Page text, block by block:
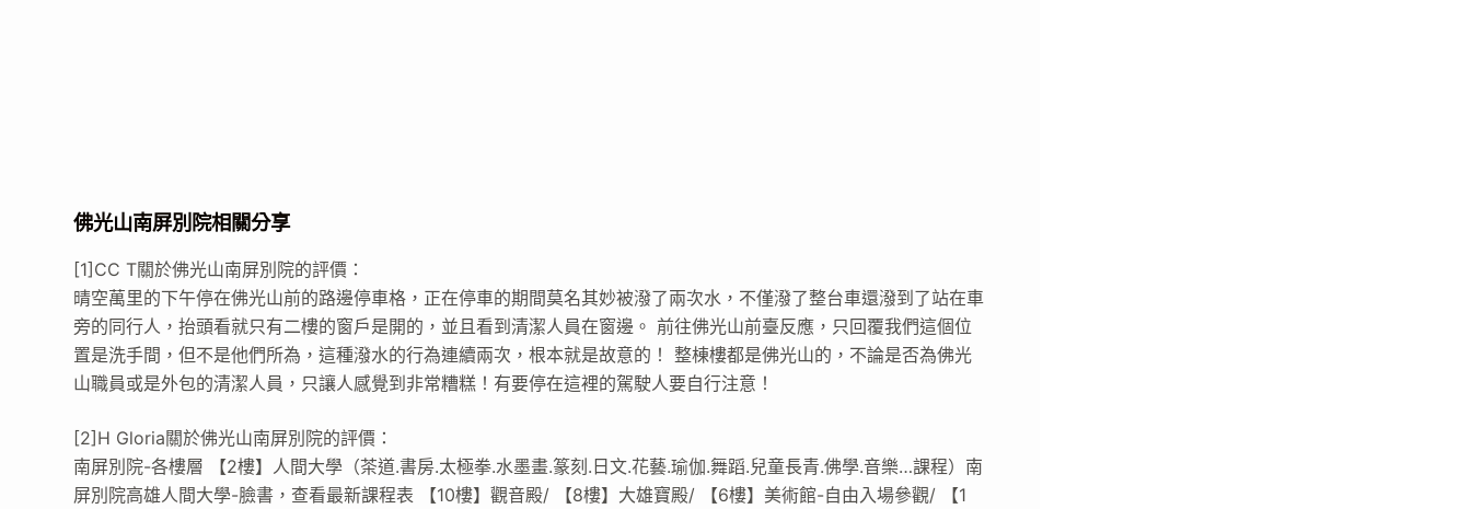
佛光山南屏別院相關分享
[1]CC T關於佛光山南屏別院的評價：
晴空萬里的下午停在佛光山前的路邊停車格，正在停車的期間莫名其妙被潑了兩次水，不僅潑了整台車還潑到了站在車
旁的同行人，抬頭看就只有二樓的窗戶是開的，並且看到清潔人員在窗邊。 前往佛光山前臺反應，只回覆我們這個位
置是洗手間，但不是他們所為，這種潑水的行為連續兩次，根本就是故意的！ 整棟樓都是佛光山的，不論是否為佛光
山職員或是外包的清潔人員，只讓人感覺到非常糟糕！有要停在這裡的駕駛人要自行注意！
[2]H Gloria關於佛光山南屏別院的評價：
南屏別院-各樓層 【2樓】人間大學（茶道.書房.太極拳.水墨畫.篆刻.日文.花藝.瑜伽.舞蹈.兒童長青.佛學.音樂…課程）南
屏別院高雄人間大學-臉書，查看最新課程表 【10樓】觀音殿/ 【8樓】大雄寶殿/ 【6樓】美術館-自由入場參觀/ 【1